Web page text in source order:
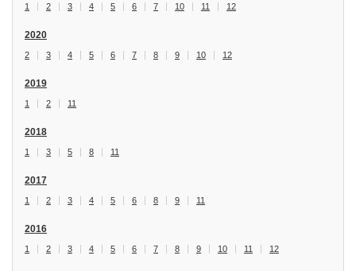
1 2 3 4 5 6 7 10 11 12
2020
2 3 4 5 6 7 8 9 10 12
2019
1 2 11
2018
1 3 5 8 11
2017
1 2 3 4 5 6 8 9 11
2016
1 2 3 4 5 6 7 8 9 10 11 12